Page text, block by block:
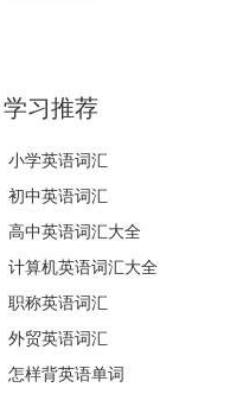
学习推荐
小学英语词汇
初中英语词汇
高中英语词汇大全
计算机英语词汇大全
职称英语词汇
外贸英语词汇
怎样背英语单词